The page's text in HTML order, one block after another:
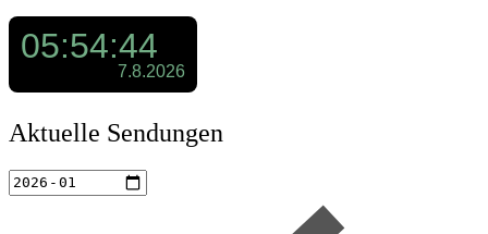
Aktuelle Sendungen